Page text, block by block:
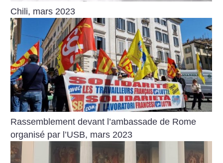
Chili, mars 2023
Rassemblement devant l’ambassade de Rome
organisé par l’USB, mars 2023